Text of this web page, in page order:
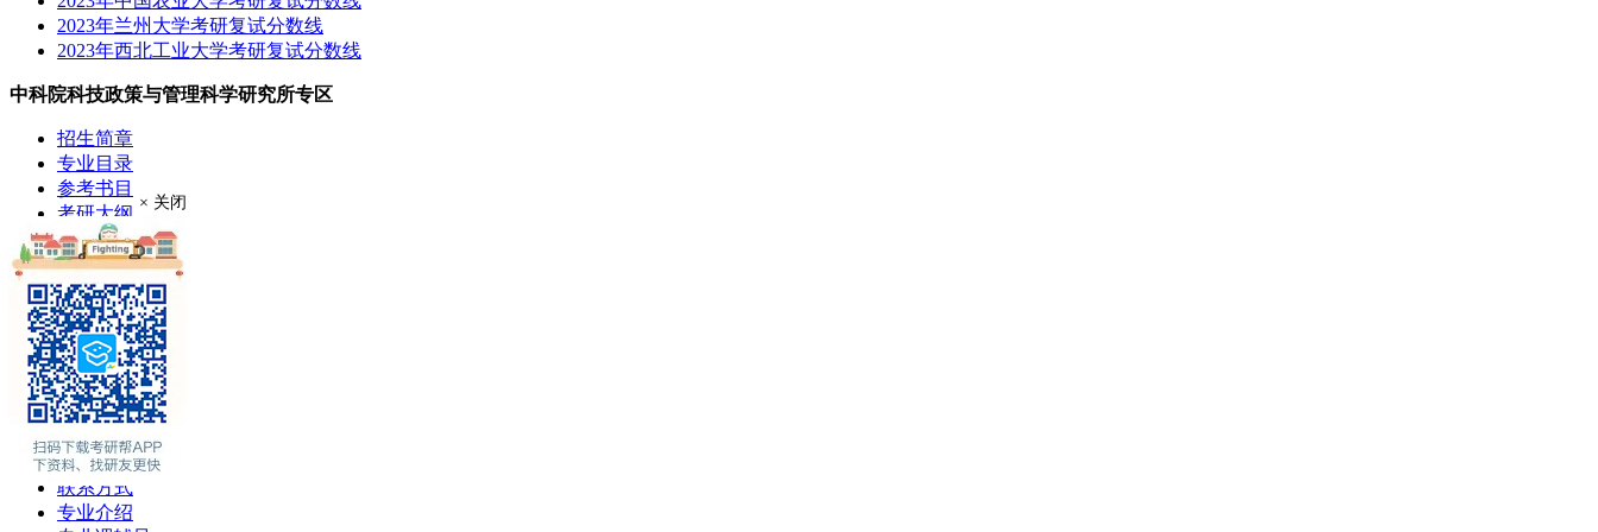
2023年兰州大学考研复试分数线
2023年西北工业大学考研复试分数线
中科院科技政策与管理科学研究所专区
招生简章
专业目录
参考书目
考研大纲
成绩查询
分数线
考研录取
考研真题
报录比
推荐免试
现场确认
在职硕士
考场安排
学费奖助
联系方式
专业介绍
× 关闭